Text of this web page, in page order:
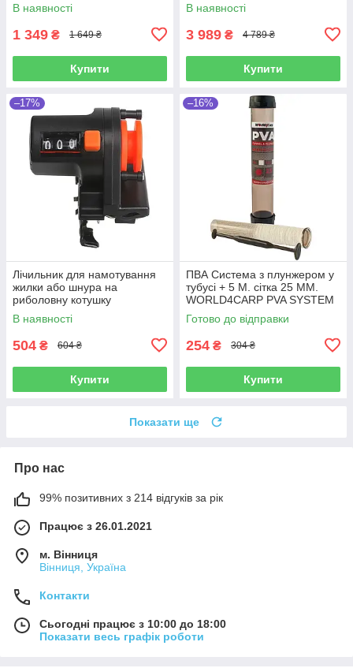
В наявності
1 349 ₴ 1 649 ₴
Купити
В наявності
3 989 ₴ 4 789 ₴
Купити
–17%
Лічильник для намотування
жилки або шнура на
риболовну котушку
В наявності
504 ₴ 604 ₴
Купити
–16%
ПВА Система з плунжером у
тубусі + 5 М. сітка 25 ММ.
WORLD4CARP PVA SYSTEM
Готово до відправки
254 ₴ 304 ₴
Купити
Показати ще
Про нас
99% позитивних з 214 відгуків за рік
Працює з 26.01.2021
м. Вінниця
Вінниця, Україна
Контакти
Сьогодні працює з 10:00 до 18:00
Показати весь графік роботи